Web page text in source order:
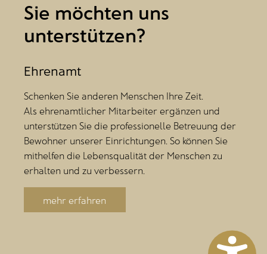
Sie möchten uns
unterstützen?
Ehrenamt
Schenken Sie anderen Menschen Ihre Zeit.
Als ehrenamtlicher Mitarbeiter ergänzen und
unterstützen Sie die professionelle Betreuung der
Bewohner unserer Einrichtungen. So können Sie
mithelfen die Lebensqualität der Menschen zu
erhalten und zu verbessern.
mehr erfahren